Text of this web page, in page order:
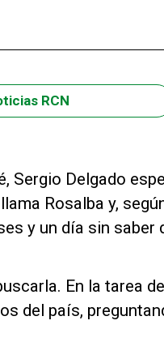
RCN
Sergio Delgado
Rosalba y,
y un día sin saber
En la tarea de
del país,